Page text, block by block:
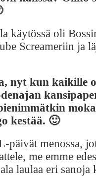
käytössä oli
Screameriin ja
nyt kun kaikille
kestää. 🙂
päivät menossa,
me emme
laulaa eri